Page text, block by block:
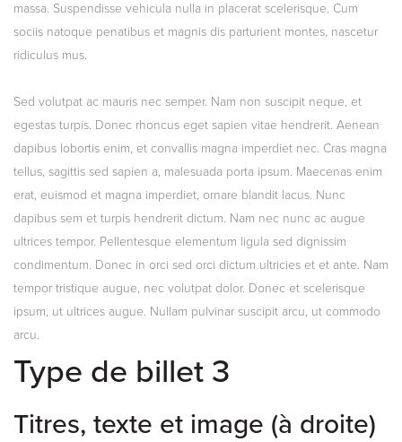
massa. Suspendisse vehicula nulla in placerat scelerisque. Cum
sociis natoque penatibus et magnis dis parturient montes, nascetur
ridiculus mus.
Sed volutpat ac mauris nec semper. Nam non suscipit neque, et
egestas turpis. Donec rhoncus eget sapien vitae hendrerit. Aenean
dapibus lobortis enim, et convallis magna imperdiet nec. Cras magna
tellus, sagittis sed sapien a, malesuada porta ipsum. Maecenas enim
erat, euismod et magna imperdiet, ornare blandit lacus. Nunc
dapibus sem et turpis hendrerit dictum. Nam nec nunc ac augue
ultrices tempor. Pellentesque elementum ligula sed dignissim
condimentum. Donec in orci sed orci dictum ultricies et et ante. Nam
tempor tristique augue, nec volutpat dolor. Donec et scelerisque
ipsum, ut ultrices augue. Nullam pulvinar suscipit arcu, ut commodo
arcu.
Type de billet 3
Titres, texte et image (à droite)